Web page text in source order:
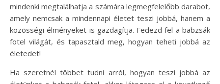
mindenki megtalálhatja a számára legmegfelelőbb darabot,
amely nemcsak a mindennapi életet teszi jobbá, hanem a
közösségi élményeket is gazdagítja. Fedezd fel a babzsák
fotel világát, és tapasztald meg, hogyan teheti jobbá az
életedet!
Ha szeretnél többet tudni arról, hogyan teszi jobbá az